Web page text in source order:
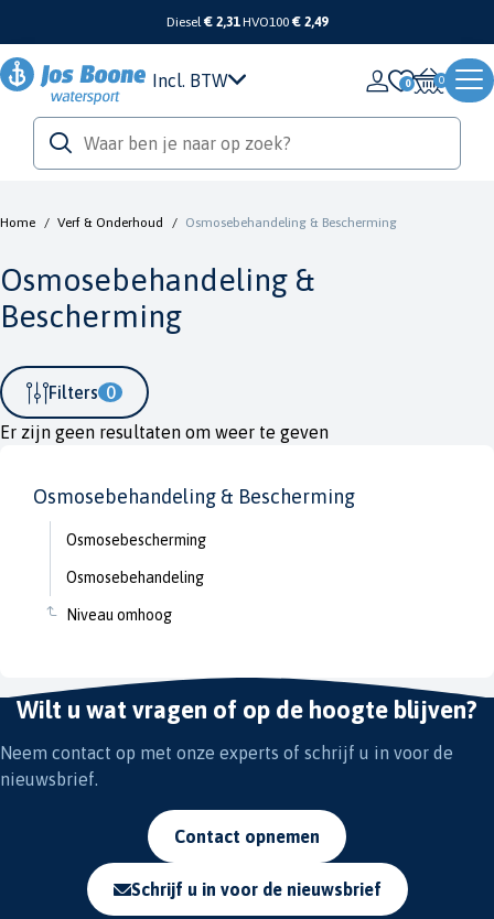
Diesel€ 2,31 HVO100 € 2,49
Incl. BTW 0
Home / Verf & Onderhoud / Osmosebehandeling & Bescherming
Osmosebehandeling & Bescherming
Osmosebescherming
Osmosebehandeling
Niveau omhoog
Osmosebehandeling &
Bescherming
Filters 0
Er zijn geen resultaten om weer te geven
Wilt u wat vragen of op de hoogte blijven?
Neem contact op met onze experts of schrijf u in voor de
nieuwsbrief.
Contact opnemen
Schrijf u in voor de nieuwsbrief